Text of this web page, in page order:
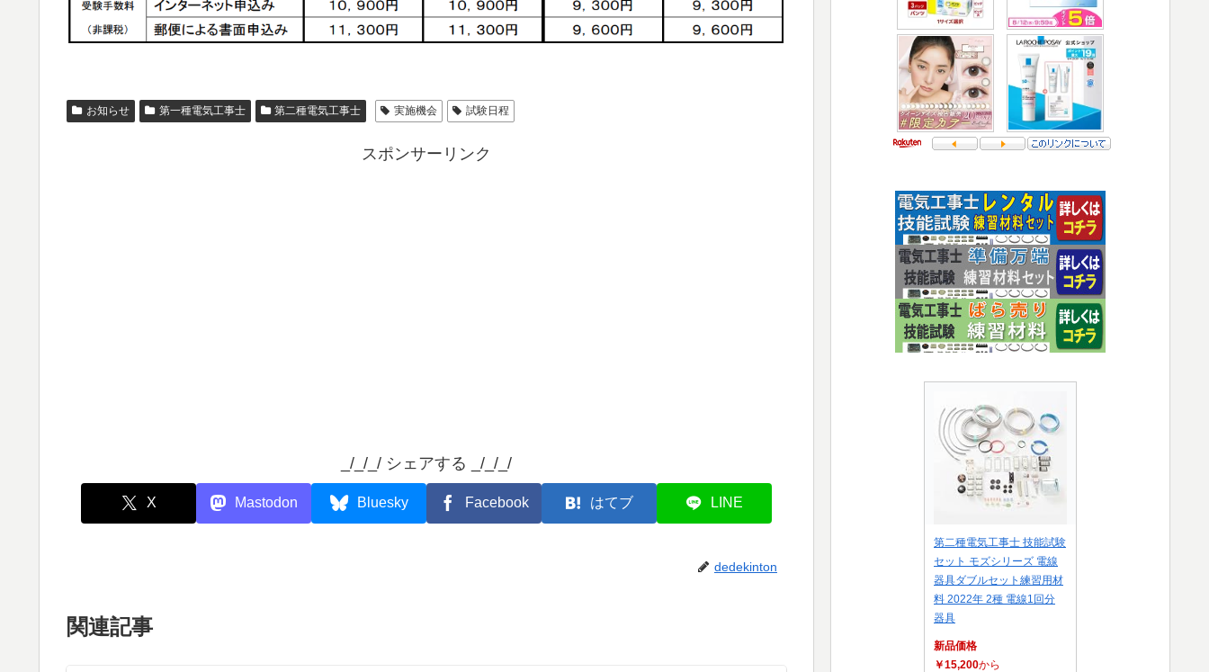
お知らせ 第一種電気工事士 第二種電気工事士 実施機会 試験日程
スポンサーリンク
_/_/_/ シェアする _/_/_/
X Mastodon Bluesky Facebook はてブ LINE
dedekinton
関連記事
第二種電気工事士 技能試験
セット モズシリーズ 電線
器具ダブルセット練習用材
料 2022年 2種 電線1回分
器具
新品価格
￥15,200から